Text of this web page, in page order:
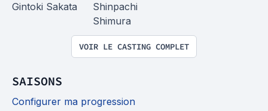
Gintoki Sakata
Shinpachi
Shimura
VOIR LE CASTING COMPLET
SAISONS
Configurer ma progression